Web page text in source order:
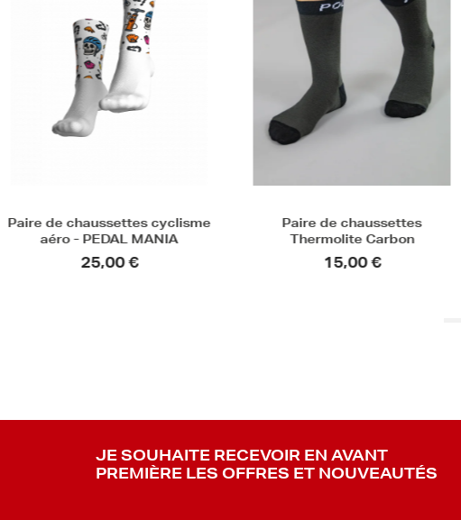
Paire de chaussettes
Thermolite Carbon
15,00 €
Paire de chaussettes cyclisme
aéro - CHROMEA
25,00 €
JE SOUHAITE RECEVOIR EN AVANT
PREMIÈRE LES OFFRES ET NOUVEAUTÉS